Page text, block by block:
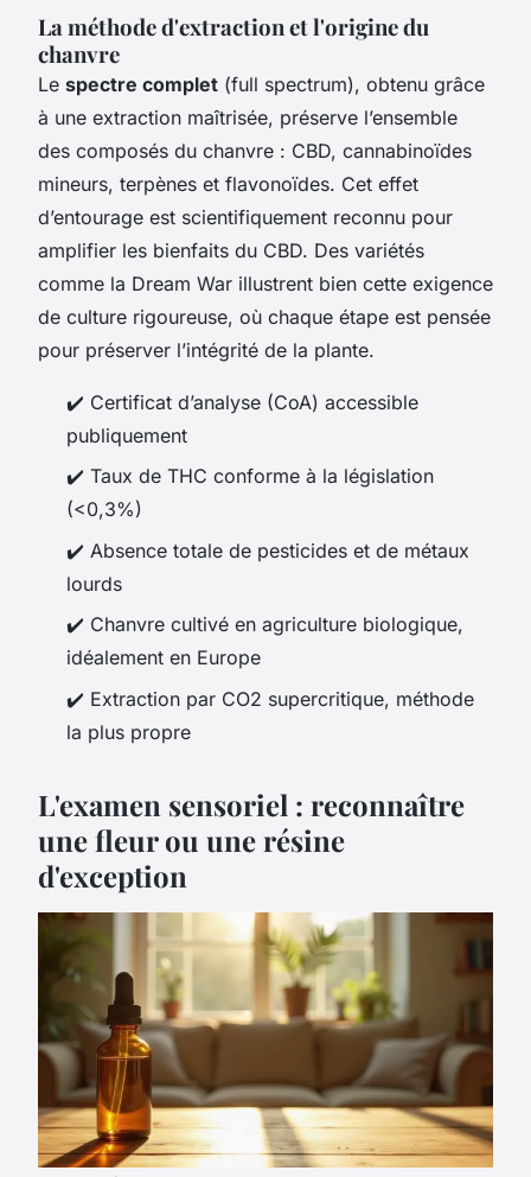
La méthode d'extraction et l'origine du
chanvre
Le spectre complet (full spectrum), obtenu grâce
à une extraction maîtrisée, préserve l’ensemble
des composés du chanvre : CBD, cannabinoïdes
mineurs, terpènes et flavonoïdes. Cet effet
d’entourage est scientifiquement reconnu pour
amplifier les bienfaits du CBD. Des variétés
comme la Dream War illustrent bien cette exigence
de culture rigoureuse, où chaque étape est pensée
pour préserver l’intégrité de la plante.
✔️ Certificat d’analyse (CoA) accessible
publiquement
✔️ Taux de THC conforme à la législation
(<0,3%)
✔️ Absence totale de pesticides et de métaux
lourds
✔️ Chanvre cultivé en agriculture biologique,
idéalement en Europe
✔️ Extraction par CO2 supercritique, méthode
la plus propre
L'examen sensoriel : reconnaître
une fleur ou une résine
d'exception